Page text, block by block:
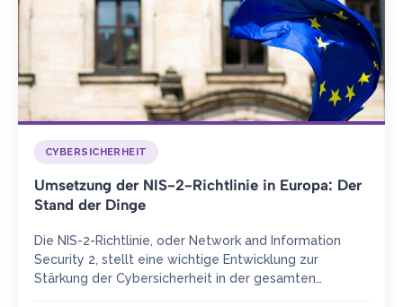
CYBERSICHERHEIT
Umsetzung der NIS-2-Richtlinie in Europa: Der
Stand der Dinge
Die NIS-2-Richtlinie, oder Network and Information
Security 2, stellt eine wichtige Entwicklung zur
Stärkung der Cybersicherheit in der gesamten